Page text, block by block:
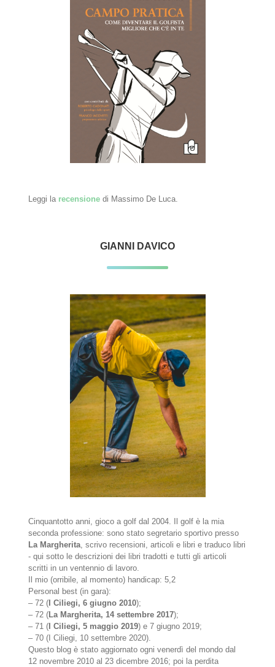
Leggi la recensione di Massimo De Luca.
GIANNI DAVICO
Cinquantotto anni, gioco a golf dal 2004. Il golf è la mia
seconda professione: sono stato segretario sportivo presso
La Margherita, scrivo recensioni, articoli e libri e traduco libri
- qui sotto le descrizioni dei libri tradotti e tutti gli articoli
scritti in un ventennio di lavoro.
Il mio (orribile, al momento) handicap: 5,2
Personal best (in gara):
– 72 ( I Ciliegi, 6 giugno 2010);
– 72 (La Margherita, 14 settembre 2017);
– 71 ( I Ciliegi, 5 maggio 2019) e 7 giugno 2019;
– 70 (I Ciliegi, 10 settembre 2020).
Questo blog è stato aggiornato ogni venerdì del mondo dal
12 novembre 2010 al 23 dicembre 2016; poi la perdita